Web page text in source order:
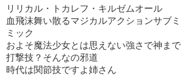
リリカル・トカレフ・キルゼムオール
血飛沫舞い散るマジカルアクションサブ
ミック
およそ魔法少女とは思えない強さで神ま
打撃技？そんなの邪道
時代は関節技ですよ姉さん